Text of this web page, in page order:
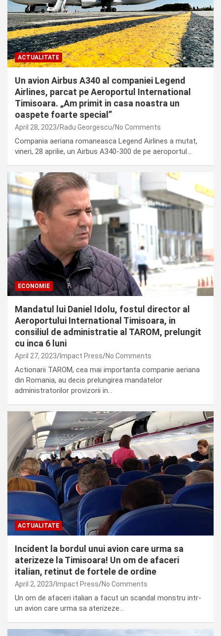
ACTUALITATE
Un avion Airbus A340 al companiei Legend
Airlines, parcat pe Aeroportul International
Timisoara. „Am primit in casa noastra un
oaspete foarte special”
April 28, 2023 Radu Georgescu No Comments
Compania aeriana romaneasca Legend Airlines a mutat,
vineri, 28 aprilie, un Airbus A340-300 de pe aeroportul…
ECONOMIE
Mandatul lui Daniel Idolu, fostul director al
Aeroportului International Timisoara, in
consiliul de administratie al TAROM, prelungit
cu inca 6 luni
April 27, 2023 Impact Press No Comments
Actionarii TAROM, cea mai importanta companie aeriana
din Romania, au decis prelungirea mandatelor
administratorilor provizorii in…
ACTUALITATE
Incident la bordul unui avion care urma sa
aterizeze la Timisoara! Un om de afaceri
italian, retinut de fortele de ordine
April 2, 2023 Impact Press No Comments
Un om de afaceri italian a facut un scandal monstru intr-
un avion care urma sa aterizeze…